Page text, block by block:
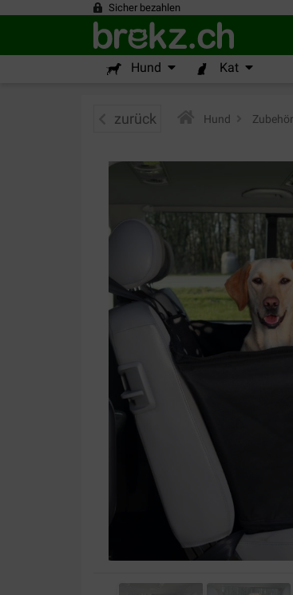
Sicher bezahlen
Hund Kat
zurück Hund